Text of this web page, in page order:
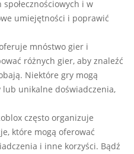
i w
umiejętności i poprawić
mnóstwo gier i
różnych gier, aby znaleźć
Niektóre gry mogą
unikalne doświadczenia,
często organizuje
które mogą oferować
i inne korzyści. Bądź